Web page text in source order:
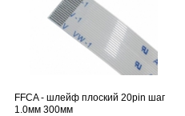
FFCA - шлейф плоский 20pin шаг
1.0мм 300мм